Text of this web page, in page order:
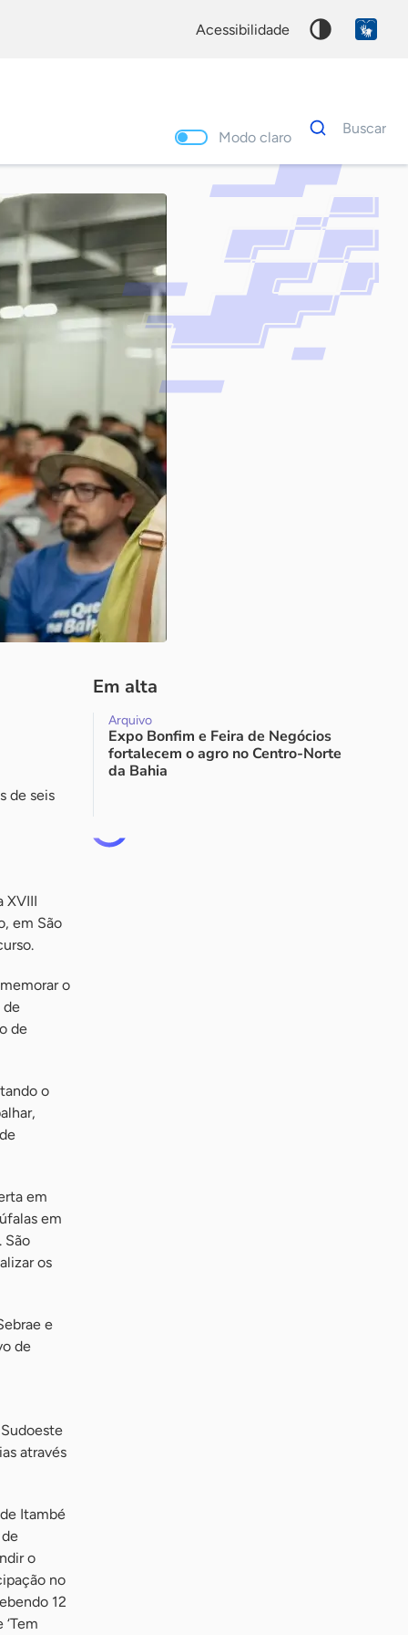
acessibilidade
Modo claro
Dados
para
Buscar
Palavra
chave
de seis
XVIII
em São
o
de
de
o
em
em
São
os
e
de
através
Itambé
o
no
12
Em alta
Arquivo
Expo Bonfim e Feira de Negócios
fortalecem o agro no Centro-Norte
da Bahia